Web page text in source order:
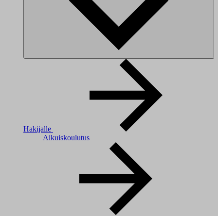
Hakijalle
Aikuiskoulutus